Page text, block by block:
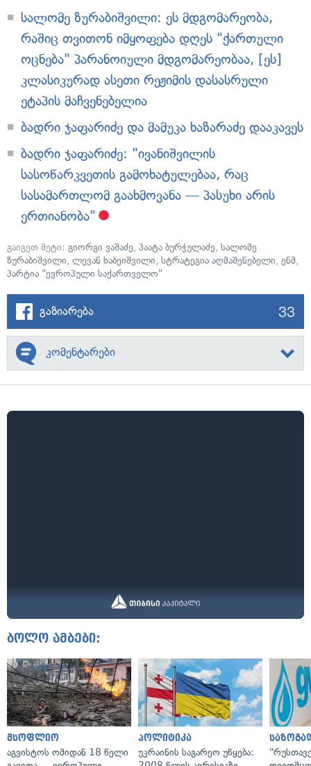
სალომე ზურაბიშვილი: ეს მდგომარეობა,
რაშიც თვითონ იმყოფება დღეს "ქართული
ოცნება" პარანოიული მდგომარეობაა, [ეს]
კლასიკურად ასეთი რეჟიმის დასასრული
ეტაპის მაჩვენებელია
ბადრი ჯაფარიძე და მამუკა ხაზარაძე დააკავეს
ბადრი ჯაფარიძე: "ივანიშვილის
სასოწარკვეთის გამოხატულებაა, რაც
სასამართლომ გაახმოვანა — პასუხი არის
ერთიანობა"
გაიგეთ მეტი: გიორგი ვაშაძე, პაატა ბურჭულაძე, სალომე
ზურაბიშვილი, ლევან ხაბეიშვილი, სტრატეგია აღმაშენებელი, ენმ,
პარტია "ევროპული საქართველო"
გაზიარება 33
კომენტარები
ბოლო ამბები:
მსოფლიო
აგვისტოს ომიდან 18 წელი
პოლიტიკა
უკრაინის საგარეო უწყება: